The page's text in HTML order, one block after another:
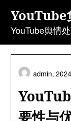
content
YouTube
YouTube舆情
要性与
admin,